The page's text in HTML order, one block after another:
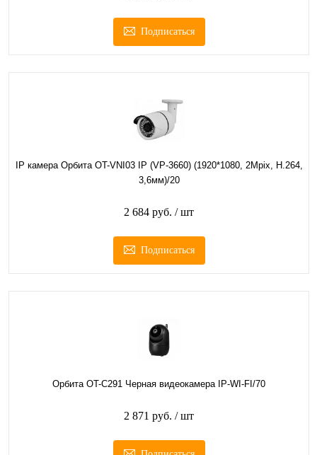
Подписаться
IP камера Орбита OT-VNI03 IP (VP-3660) (1920*1080, 2Mpix, H.264,
3,6мм)/20
2 684 руб. / шт
Подписаться
Орбита OT-C291 Черная видеокамера IP-WI-FI/70
2 871 руб. / шт